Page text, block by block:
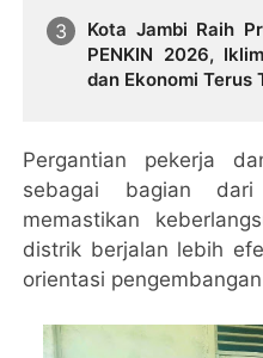
Kota Jambi Raih
PENKIN 2026,
dan Ekonomi Terus
Pergantian pekerja
sebagai bagian
memastikan
distrik berjalan lebih
orientasi